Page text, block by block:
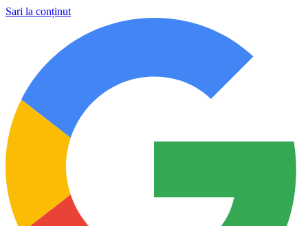
Sari la conținut